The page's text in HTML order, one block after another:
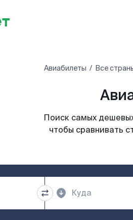
Авиабилеты Все
Поиск самых
чтобы сравнивать